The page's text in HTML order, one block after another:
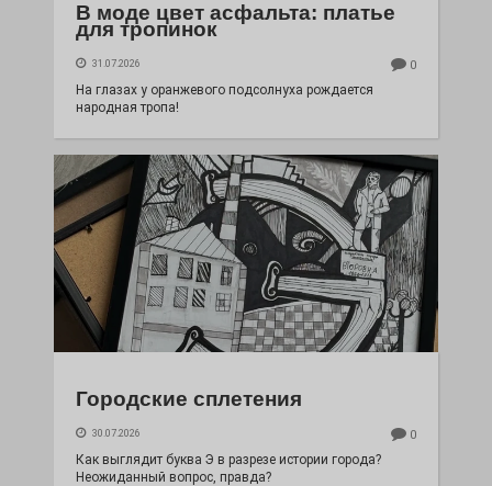
В моде цвет асфальта: платье
для тропинок
31.07.2026 0
На глазах у оранжевого подсолнуха рождается
народная тропа!
Городские сплетения
30.07.2026 0
Как выглядит буква Э в разрезе истории города?
Неожиданный вопрос, правда?